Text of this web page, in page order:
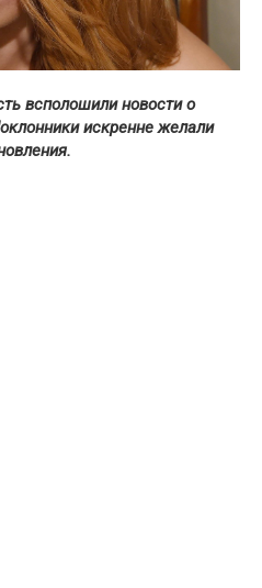
всполошили новости о
искренне желали